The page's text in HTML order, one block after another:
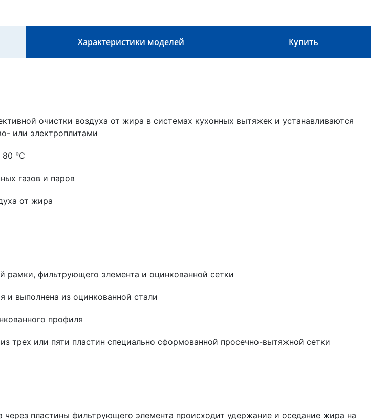
Характеристики моделей Купить
очистки воздуха от жира в системах кухонных вытяжек и устанавливаются
или электроплитами
80 °С
газов и паров
от жира
рамки, фильтрующего элемента и оцинкованной сетки
и выполнена из оцинкованной стали
профиля
трех или пяти пластин специально сформованной просечно-вытяжной сетки
пластины фильтрующего элемента происходит удержание и оседание жира на